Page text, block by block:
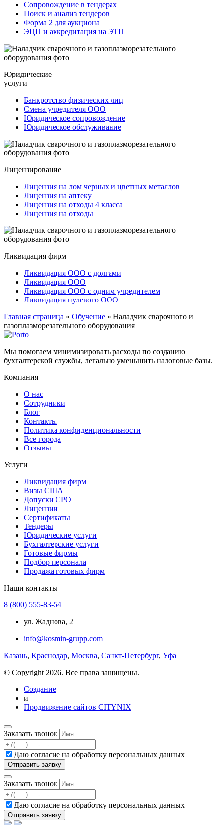
Сопровождение в тендерах
Поиск и анализ тендеров
Форма 2 для аукциона
ЭЦП и аккредитация на ЭТП
Юридические
услуги
Банкротство физических лиц
Смена учредителя ООО
Юридическое сопровождение
Юридическое обслуживание
Лицензирование
Лицензия на лом черных и цветных металлов
Лицензия на аптеку
Лицензия на отходы 4 класса
Лицензия на отходы
Ликвидация фирм
Ликвидация ООО с долгами
Ликвидация ООО
Ликвидация ООО с одним учредителем
Ликвидация нулевого ООО
Главная страница » Обучение » Наладчик сварочного и
газоплазморезательного оборудования
Мы помогаем минимизировать расходы по созданию
бухгалтерской службы, легально уменьшить налоговые базы.
Компания
О нас
Сотрудники
Блог
Контакты
Политика конфиденциональности
Все города
Отзывы
Услуги
Ликвидация фирм
Визы США
Допуски СРО
Лицензии
Сертификаты
Тендеры
Юридические услуги
Бухгалтерские услуги
Готовые фирмы
Подбор персонала
Продажа готовых фирм
Наши контакты
8 (800) 555-83-54
ул. Жаднова, 2
info@kosmin-grupp.com
Казань, Краснодар, Москва, Санкт-Петербург, Уфа
© Copyright 2026. Все права защищены.
Создание
и
Продвижение сайтов CITYNIX
Заказать звонок
Даю согласие на обработку персональных данных
Заказать звонок
Даю согласие на обработку персональных данных